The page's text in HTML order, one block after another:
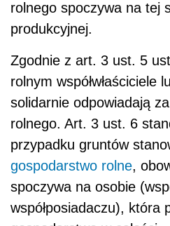
rolnego spoczywa na tej
produkcyjnej.
Zgodnie z art. 3 ust. 5
rolnym współwłaściciele
solidarnie odpowiadają
rolnego. Art. 3 ust. 6
przypadku gruntów
gospodarstwo rolne,
spoczywa na osobie
współposiadaczu), która